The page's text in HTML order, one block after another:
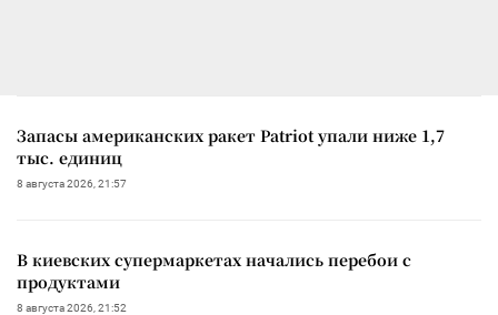
Запасы американских ракет Patriot упали ниже 1,7
тыс. единиц
8 августа 2026, 21:57
В киевских супермаркетах начались перебои с
продуктами
8 августа 2026, 21:52